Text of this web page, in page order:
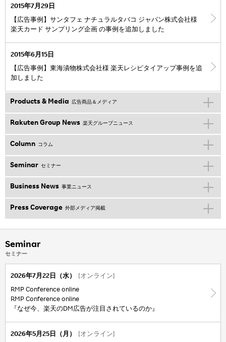
2015年7月29日
【広告事例】サンタフェ ナチュラルタバコ ジャパン株式会社様
楽天カード サンプリング企画 の事例を追加しました
2015年6月15日
【広告事例】東海漬物株式会社様 楽天レシピタイアップ事例を追
加しました
Products & Media 広告商品＆メディア
Rakuten Group News 楽天グループニュース
Column コラム
Seminar セミナー
Business News 事業ニュース
Press Coverage 外部メディア掲載
Seminar
セミナー
2026年7月22日（水） [オンライン]
RMP Conference online
RMP Conference online
『なぜ今、楽天のDM広告が注目されているのか』
2026年5月25日（月） [オンライン]